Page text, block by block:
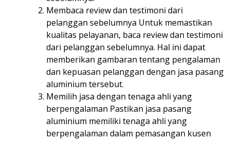
Membaca review dan testimoni dari
pelanggan sebelumnya Untuk memastikan
kualitas pelayanan, baca review dan testimoni
dari pelanggan sebelumnya. Hal ini dapat
memberikan gambaran tentang pengalaman
dan kepuasan pelanggan dengan jasa pasang
aluminium tersebut.
Memilih jasa dengan tenaga ahli yang
berpengalaman Pastikan jasa pasang
aluminium memiliki tenaga ahli yang
berpengalaman dalam pemasangan kusen